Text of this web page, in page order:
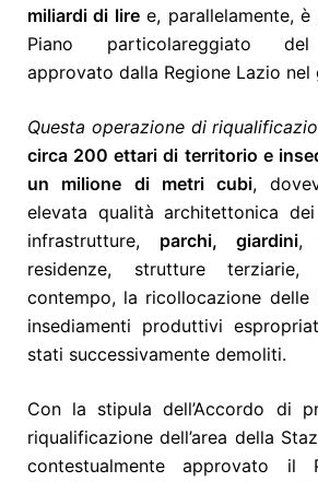
miliardi di liree, parallelamente,
Piano particolareggiato del
approvato dalla Regione Lazio nel
Questa operazione di
circa 200 ettari di territorio e
un milione di metri cubi,
elevata qualità architettonica
infrastrutture, parchi, giardini,
residenze, strutture terziarie,
contempo, la ricollocazione delle
insediamenti produttivi
stati successivamente demoliti.
Con la stipula dell’Accordo di
riqualificazione dell’area della
contestualmente approvato il